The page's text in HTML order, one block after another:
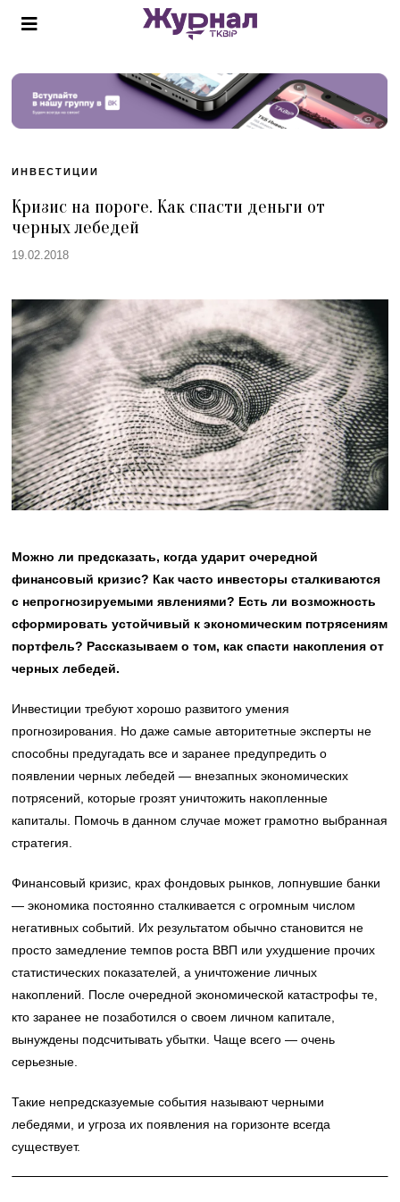
ИНВЕСТИЦИИ
Кризис на пороге. Как спасти деньги от
черных лебедей
19.02.2018
Можно ли предсказать, когда ударит очередной
финансовый кризис? Как часто инвесторы сталкиваются
с непрогнозируемыми явлениями? Есть ли возможность
сформировать устойчивый к экономическим потрясениям
портфель? Рассказываем о том, как спасти накопления от
черных лебедей.
Инвестиции требуют хорошо развитого умения
прогнозирования. Но даже самые авторитетные эксперты не
способны предугадать все и заранее предупредить о
появлении черных лебедей — внезапных экономических
потрясений, которые грозят уничтожить накопленные
капиталы. Помочь в данном случае может грамотно выбранная
стратегия.
Финансовый кризис, крах фондовых рынков, лопнувшие банки
— экономика постоянно сталкивается с огромным числом
негативных событий. Их результатом обычно становится не
просто замедление темпов роста ВВП или ухудшение прочих
статистических показателей, а уничтожение личных
накоплений. После очередной экономической катастрофы те,
кто заранее не позаботился о своем личном капитале,
вынуждены подсчитывать убытки. Чаще всего — очень
серьезные.
Такие непредсказуемые события называют черными
лебедями, и угроза их появления на горизонте всегда
существует.